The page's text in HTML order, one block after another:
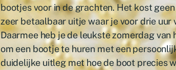
bootjes voor in de grachten. Het kost
zeer betaalbaar uitje waar je voor drie
Daarmee heb je de leukste zomerdag
om een bootje te huren met een
duidelijke uitleg met hoe de boot precies